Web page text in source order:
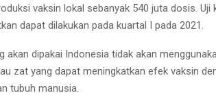
vaksin lokal sebanyak 540 juta dosis. Uji
dapat dilakukan pada kuartal I pada 2021.
akan dipakai Indonesia tidak akan
zat yang dapat meningkatkan efek vaksin
tubuh manusia.